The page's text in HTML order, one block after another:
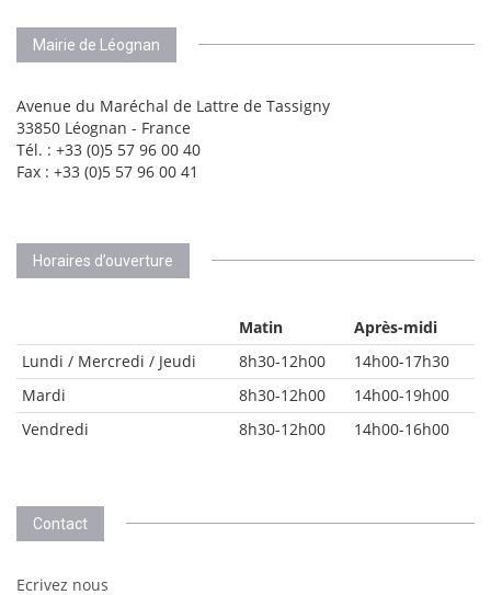
Mairie de Léognan
Avenue du Maréchal de Lattre de Tassigny
33850 Léognan - France
Tél. : +33 (0)5 57 96 00 40
Fax : +33 (0)5 57 96 00 41
Horaires d’ouverture
Matin
Après-midi
Lundi / Mercredi / Jeudi
8h30-12h00
14h00-17h30
Mardi
8h30-12h00
14h00-19h00
Vendredi
8h30-12h00 14h00-16h00
Contact
Ecrivez nous